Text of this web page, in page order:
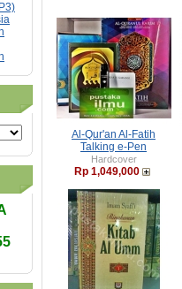
Al-Qur'an Al-Fatih
Talking e-Pen
Hardcover
Rp 1,049,000